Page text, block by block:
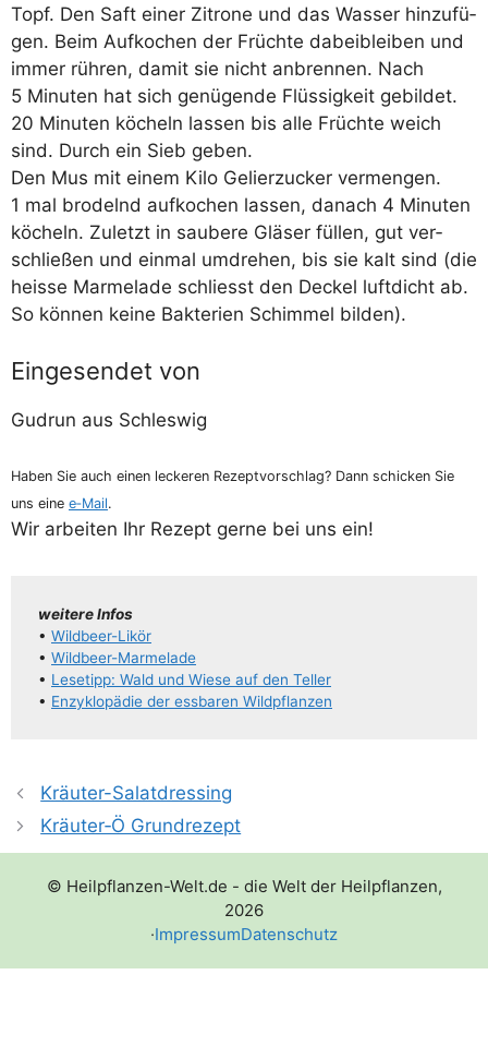
Topf. Den Saft einer Zitro­ne und das Was­ser hin­zu­fü­
gen. Beim Auf­ko­chen der Früch­te dabei­blei­ben und
immer rüh­ren, damit sie nicht anbren­nen. Nach
5 Minu­ten hat sich genü­gen­de Flüs­sig­keit gebil­det.
20 Minu­ten köcheln las­sen bis alle Früch­te weich
sind. Durch ein Sieb geben.
Den Mus mit einem Kilo Gelier­zu­cker ver­men­gen.
1 mal bro­delnd auf­ko­chen las­sen, danach 4 Minu­ten
köcheln. Zuletzt in sau­be­re Glä­ser fül­len, gut ver­
schlie­ßen und ein­mal umdre­hen, bis sie kalt sind (die
heis­se Mar­me­la­de schliesst den Deckel luft­dicht ab.
So kön­nen kei­ne Bak­te­ri­en Schim­mel bilden).
Eingesendet von
Gud­run aus Schleswig
Haben Sie auch einen lecke­ren Rezept­vor­schlag? Dann schi­cken Sie
uns eine e‑Mail.
Wir arbei­ten Ihr Rezept ger­ne bei uns ein!
wei­te­re Infos
• Wil­d­­beer-Likör
• Wil­d­­beer-Mar­­me­la­­de
• Lese­tipp: Wald und Wie­se auf den Teller
• Enzy­klo­pä­die der ess­ba­ren Wildpflanzen
Kräuter-Salatdressing
Kräuter‑Ö Grundrezept
© Heilpflanzen-Welt.de - die Welt der Heilpflanzen,
2026
·ImpressumDatenschutz